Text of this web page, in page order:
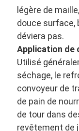
Ceinture de
Grillage en
Treillis
Nourriture Mesh
Bande
légère de
douce surface,
déviera pas.
Application de
Utilisé
séchage, le
convoyeur de
de pain de
de tour dans
revêtement de